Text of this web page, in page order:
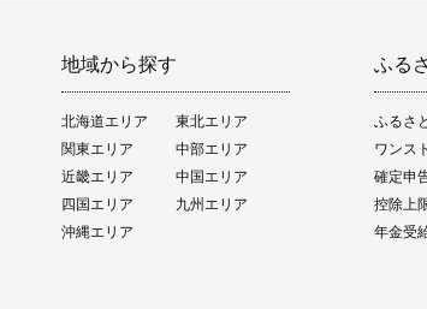
地域から探す
北海道エリア
東北エリア
関東エリア
中部エリア
近畿エリア
中国エリア
四国エリア
九州エリア
沖縄エリア
ふる
ふるさ
ワンス
確定申
控除上
年金受